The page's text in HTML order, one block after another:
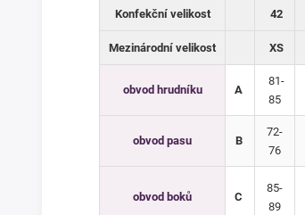
Konfekční velikost 42
Mezinárodní velikost XS
obvod hrudníku A
81-
85
obvod pasu B
72-
76
obvod boků C
85-
89